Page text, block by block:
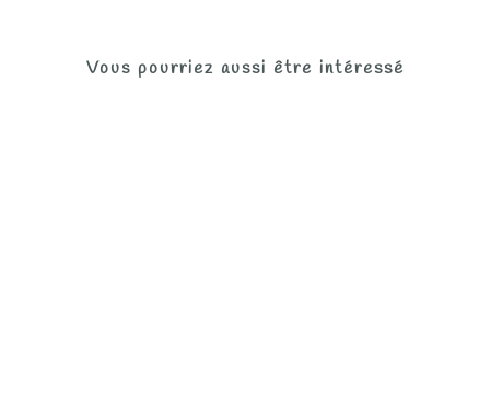
Vous pourriez aussi être intéressé